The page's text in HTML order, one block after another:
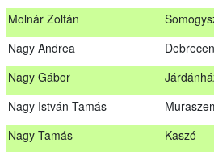
Molnár Zoltán
Nagy Andrea
Debrecen
Nagy Gábor
Nagy István Tamás
Nagy Tamás
Kaszó
Mihalóczki Krisztián
Molnár Zoltán
Nagy Andrea
Nagy Gábor
Nagy István Tamás